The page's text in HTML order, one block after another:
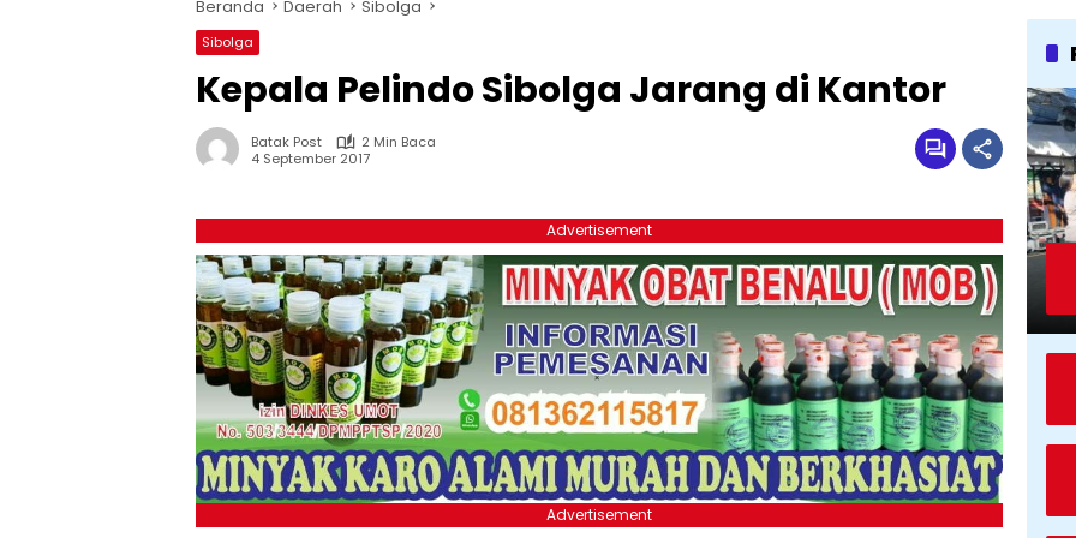
Beranda Daerah Sibolga
Sibolga
Kepala Pelindo Sibolga Jarang di Kantor
Batak Post
2 Min Baca
4 September 2017
Advertisement
Advertisement